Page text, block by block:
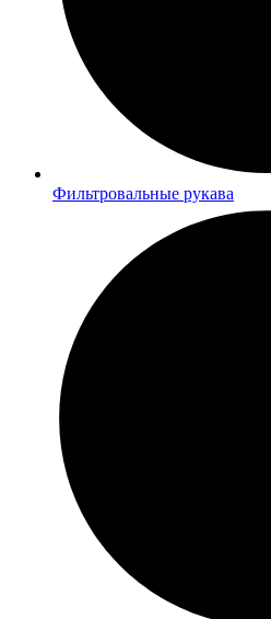
Фильтровальные рукава